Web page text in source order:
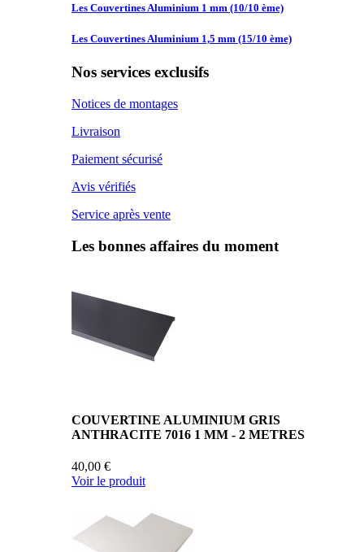
Les CouvertinesAluminium 1 mm (10/10 ème)
Les CouvertinesAluminium 1,5 mm (15/10 ème)
Nos services exclusifs
Notices de montages
Livraison
Paiement sécurisé
Avis vérifiés
Service après vente
Les bonnes affaires du moment
COUVERTINE ALUMINIUM GRIS
ANTHRACITE 7016 1 MM - 2 METRES
40,00 €
Voir le produit